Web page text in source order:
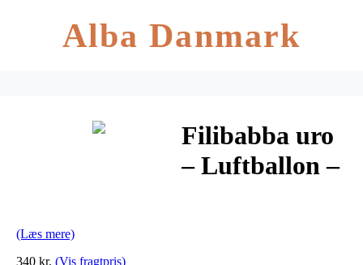
Alba Danmark
Filibabba uro
– Luftballon –
(Læs mere)
340 kr. (Vis fragtpris)